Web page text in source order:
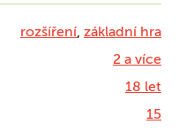
rozšíření, základní hra
2 a více
18 let
15